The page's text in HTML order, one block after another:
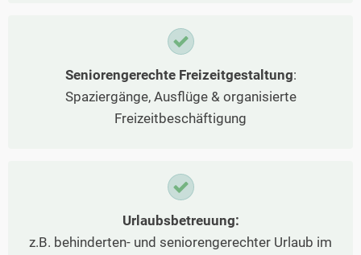
Seniorengerechte Freizeitgestaltung:
Spaziergänge, Ausflüge & organisierte
Freizeitbeschäftigung
Urlaubsbetreuung:
z.B. behinderten- und seniorengerechter Urlaub im